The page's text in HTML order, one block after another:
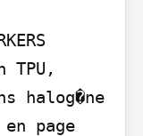
halog�ne
page